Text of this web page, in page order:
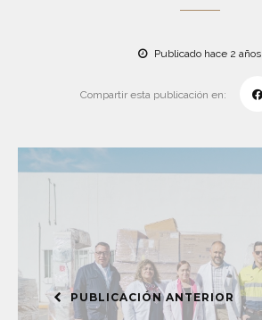
Publicado hace 2 años
Compartir esta publicación en:
PUBLICACIÓN ANTERIOR